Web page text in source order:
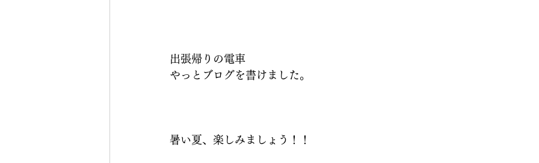
出張帰りの電車
やっとブログを書けました。
暑い夏、楽しみましょう！！